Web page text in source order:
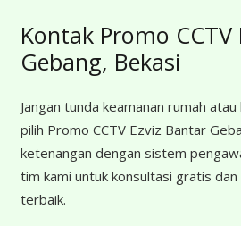
Kontak Promo
Gebang, Bekasi
Jangan tunda keamanan rumah
pilih Promo CCTV Ezviz Bantar
ketenangan dengan sistem
tim kami untuk konsultasi gratis
terbaik.